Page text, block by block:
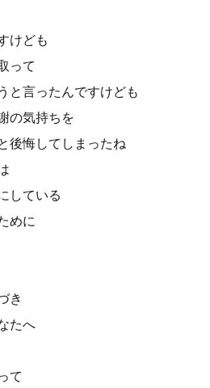
けども
って
と言ったんですけども
の気持ちを
後悔してしまったね
している
めに
き
たへ
て